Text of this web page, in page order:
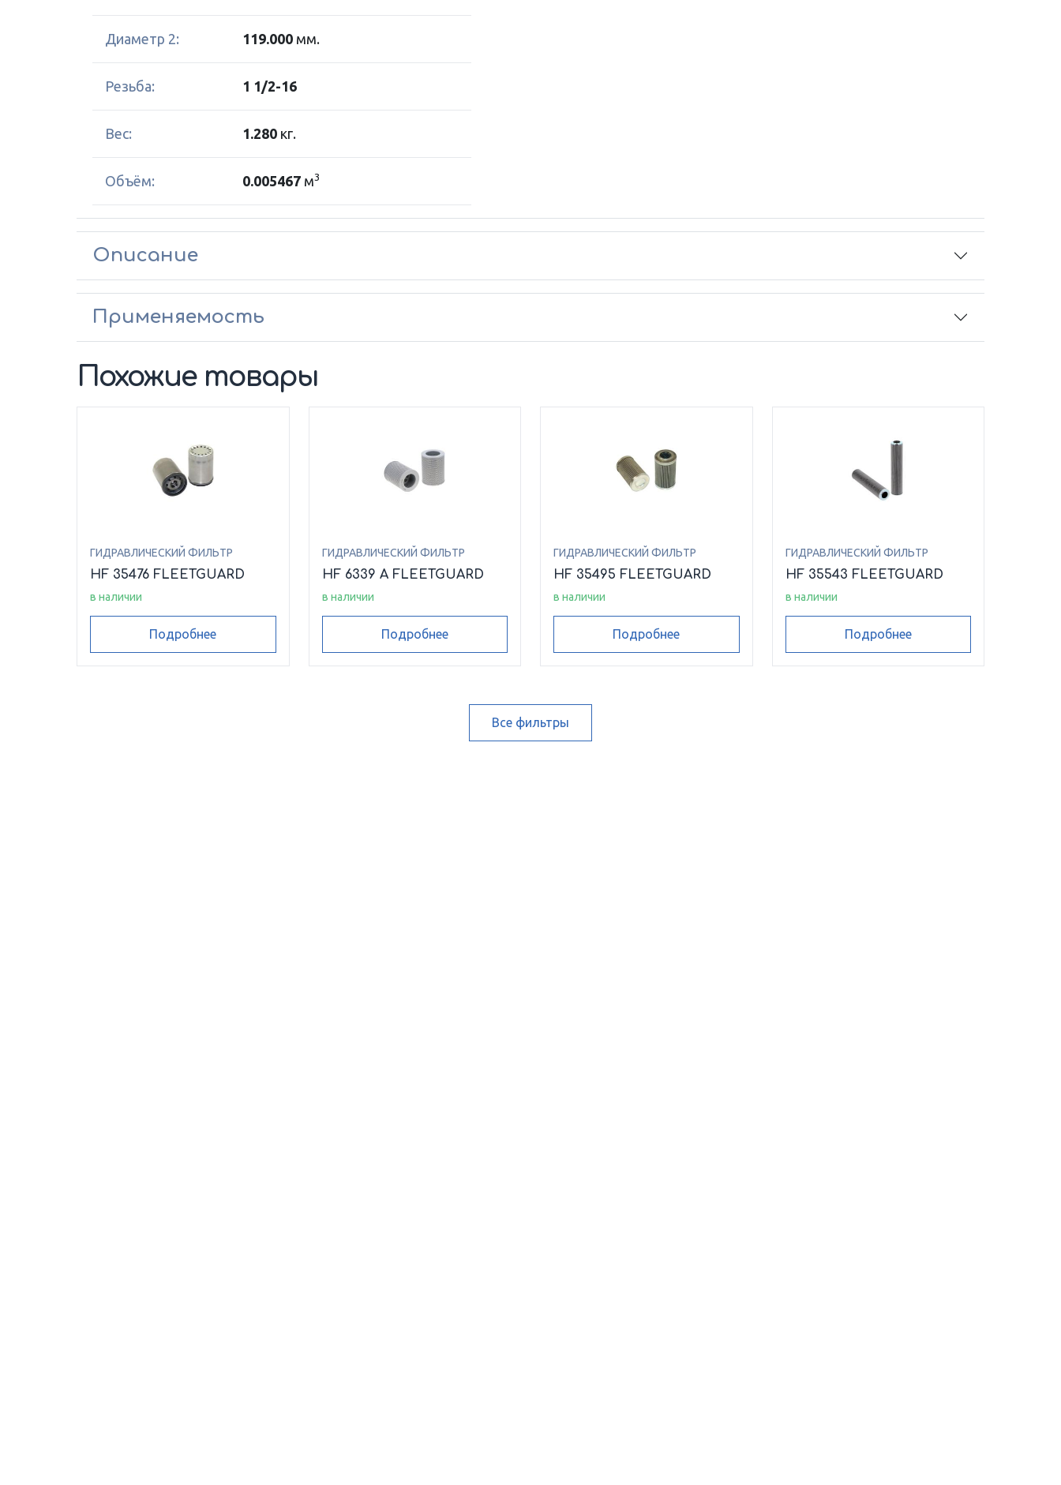
Диаметр 2: 119.000 мм.
Резьба: 1 1/2-16
Вес: 1.280 кг.
Объём: 0.005467 м3
Описание
Применяемость
Похожие товары
ГИДРАВЛИЧЕСКИЙ ФИЛЬТР
HF 35476 FLEETGUARD
в наличии
Подробнее
ГИДРАВЛИЧЕСКИЙ ФИЛЬТР
HF 6339 A FLEETGUARD
в наличии
Подробнее
ГИДРАВЛИЧЕСКИЙ ФИЛЬТР
HF 35495 FLEETGUARD
в наличии
Подробнее
ГИДРАВЛИЧЕСКИЙ ФИЛЬТР
HF 35543 FLEETGUARD
в наличии
Подробнее
Все фильтры